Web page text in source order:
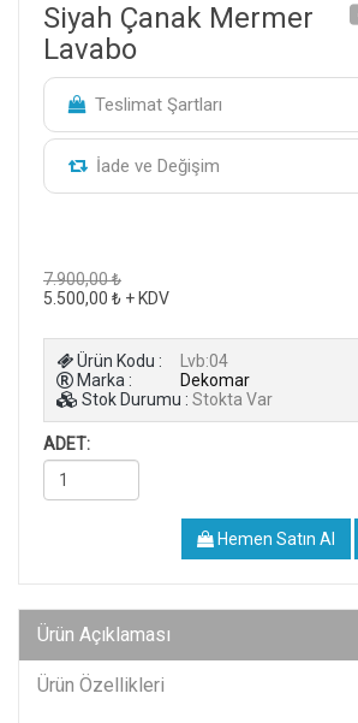
Siyah Çanak Mermer
Lavabo
Teslimat Şartları
İade ve Değişim
7.900,00 ₺
5.500,00 ₺ + KDV
Ürün Kodu :
Lvb:04
Marka :
Dekomar
Stok Durumu : Stokta Var
ADET:
Hemen Satın Al
Ürün Açıklaması
Ürün Özellikleri